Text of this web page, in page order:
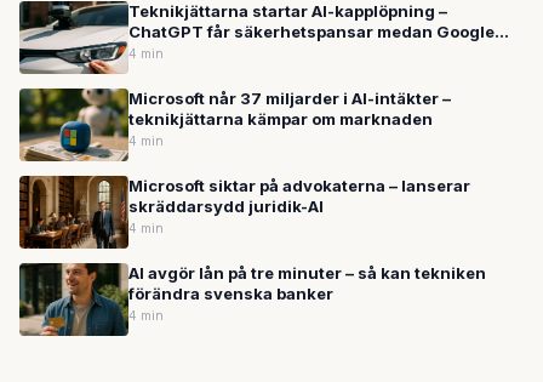
Teknikjättarna startar AI-kapplöpning –
ChatGPT får säkerhetspansar medan Google
erövrar bilar och sjukhus
4 min
Microsoft når 37 miljarder i AI-intäkter –
teknikjättarna kämpar om marknaden
4 min
Microsoft siktar på advokaterna – lanserar
skräddarsydd juridik-AI
4 min
AI avgör lån på tre minuter – så kan tekniken
förändra svenska banker
4 min